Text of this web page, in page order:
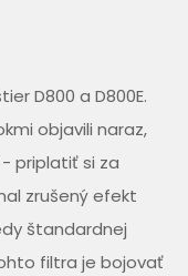
D800 a D800E.
objavili naraz,
priplatiť si za
zrušený efekt
štandardnej
filtra je bojovať